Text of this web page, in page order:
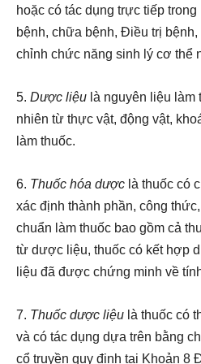
hoặc có tác dụng trực tiếp
bệnh, chữa bệnh, Điều trị
chỉnh chức năng sinh lý cơ thể
5. Dược liệu là nguyên liệu
nhiên từ thực vật, động vật,
làm thuốc.
6. Thuốc hóa dược là thuốc có
xác định thành phần, công
chuẩn làm thuốc bao gồm cả
từ dược liệu, thuốc có kết hợp
liệu đã được chứng minh về
7. Thuốc dược liệu là thuốc có
và có tác dụng dựa trên bằng
cổ truyền quy định tại Khoản 8